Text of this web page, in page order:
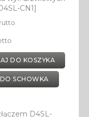
CN1]
DO KOSZYKA
SCHOWKA
D4SL-